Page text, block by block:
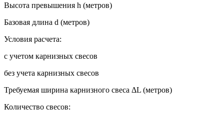
Высота превышения h (метров)
Базовая длина d (метров)
Условия расчета:
с учетом карнизных свесов
без учета карнизных свесов
Требуемая ширина карнизного свеса ΔL (метров)
Количество свесов: